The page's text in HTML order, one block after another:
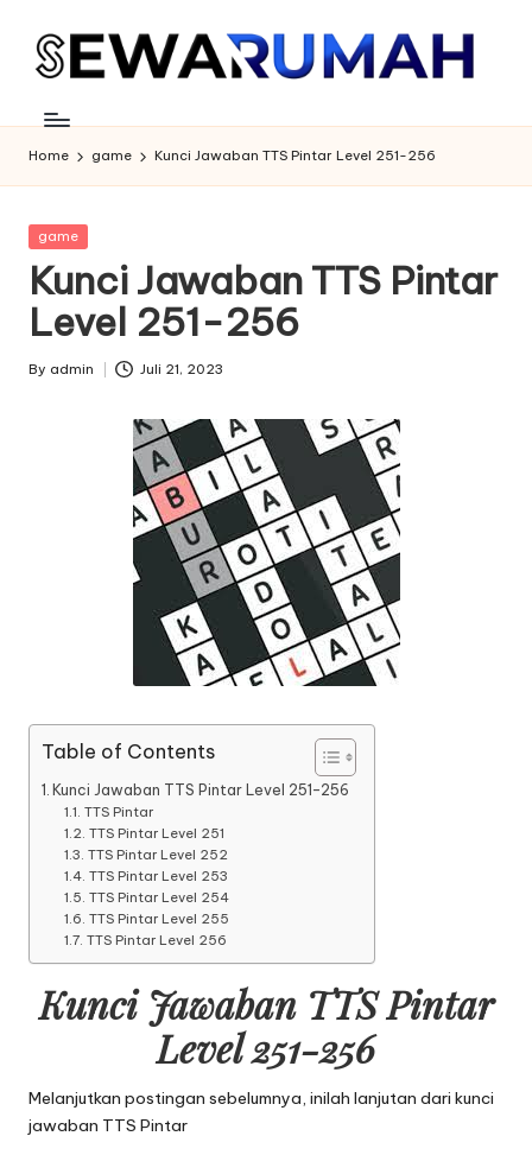
Home game Kunci Jawaban TTS Pintar Level 251-256
Posted
game
Kunci Jawaban TTS Pintar
Level 251-256
Posted
By admin Juli 21, 2023
Table of Contents
Kunci Jawaban TTS Pintar Level 251-256
TTS Pintar
TTS Pintar Level 251
TTS Pintar Level 252
TTS Pintar Level 253
TTS Pintar Level 254
TTS Pintar Level 255
TTS Pintar Level 256
Kunci Jawaban TTS Pintar
Level 251-256
Melanjutkan postingan sebelumnya, inilah lanjutan dari kunci
jawaban TTS Pintar